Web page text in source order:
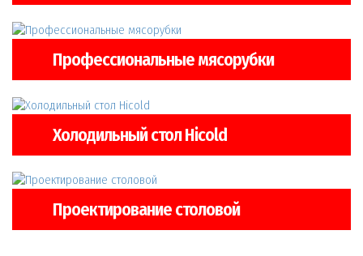
Профессиональные мясорубки
Холодильный стол Hicold
Проектирование столовой